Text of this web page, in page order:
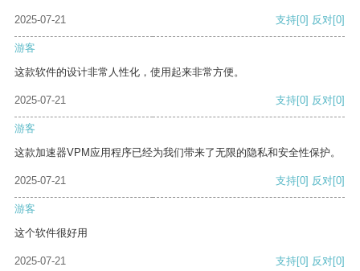
2025-07-21 支持[0] 反对[0]
游客
这款软件的设计非常人性化，使用起来非常方便。
2025-07-21 支持[0] 反对[0]
游客
这款加速器VPM应用程序已经为我们带来了无限的隐私和安全性保护。
2025-07-21 支持[0] 反对[0]
游客
这个软件很好用
2025-07-21 支持[0] 反对[0]